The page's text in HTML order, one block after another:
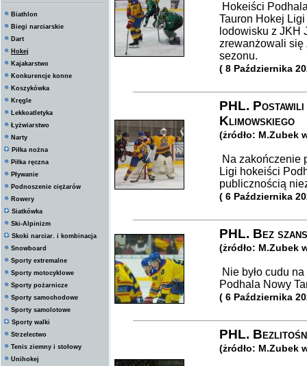
Biathlon
Biegi narciarskie
Dart
Hokej
Kajakarstwo
Konkurencje konne
Koszykówka
Kręgle
Lekkoatletyka
Łyżwiarstwo
Narty
Piłka nożna
Piłka ręczna
Pływanie
Podnoszenie ciężarów
Rowery
Siatkówka
Ski-Alpinizm
Skoki narciar. i kombinacja
Snowboard
Sporty extremalne
Sporty motocyklowe
Sporty pożarnicze
Sporty samochodowe
Sporty samolotowe
Sporty walki
Strzelectwo
Tenis ziemny i stołowy
Unihokej
Hokeiści
Tauron Hokej
lodowisku z JKH
zrewanżowali się
sezonu.
( 8 Października
PHL. Postawili
Klimowskiego
(żródło: M.Zubek
Na zakończenie
Ligi hokeiści
publicznością
( 6 Października
PHL. Bez
(żródło: M.Zubek
Nie było cudu
Podhala Nowy
( 6 Października
PHL.
(żródło: M.Zubek